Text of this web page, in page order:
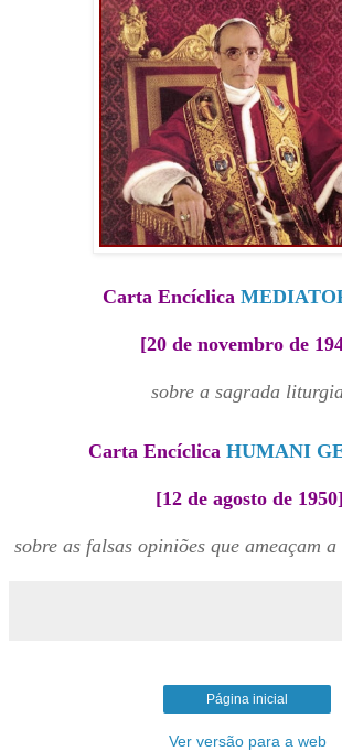
Carta Encíclica
[20 de novembro de
sobre a sagrada
Carta Encíclica HUMANI
[12 de agosto de 1950]
sobre as falsas opiniões que ameaçam
Página inicial
Ver versão para a web